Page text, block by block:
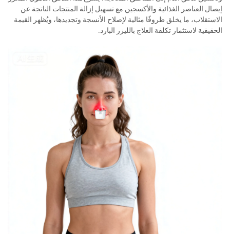
إيصال العناصر الغذائية والأكسجين مع تسهيل إزالة المنتجات الناتجة عن
الاستقلاب، ما يخلق ظروفًا مثالية لإصلاح الأنسجة وتجديدها، ويُظهر القيمة
الحقيقية لاستثمار تكلفة العلاج بالليزر البارد.